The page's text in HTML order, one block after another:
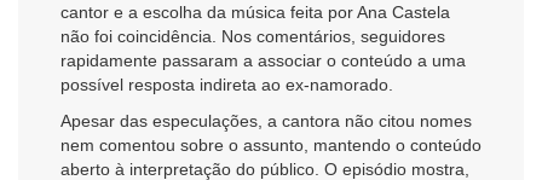
cantor e a escolha da música feita por Ana Castela
não foi coincidência. Nos comentários, seguidores
rapidamente passaram a associar o conteúdo a uma
possível resposta indireta ao ex-namorado.
Apesar das especulações, a cantora não citou nomes
nem comentou sobre o assunto, mantendo o conteúdo
aberto à interpretação do público. O episódio mostra,